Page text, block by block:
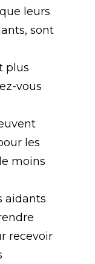
leurs
sont
plus
vous
les
moins
aidants
recevoir